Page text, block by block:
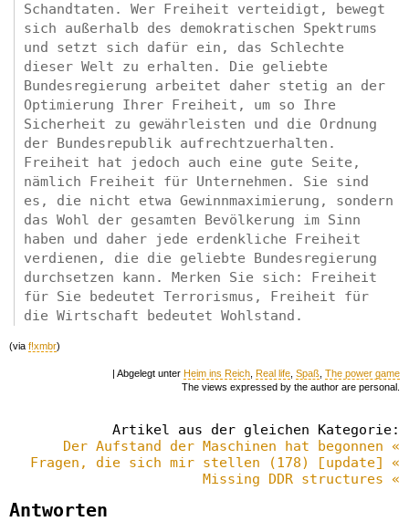
Schandtaten. Wer Freiheit verteidigt, bewegt
sich außerhalb des demokratischen Spektrums
und setzt sich dafür ein, das Schlechte
dieser Welt zu erhalten. Die geliebte
Bundesregierung arbeitet daher stetig an der
Optimierung Ihrer Freiheit, um so Ihre
Sicherheit zu gewährleisten und die Ordnung
der Bundesrepublik aufrechtzuerhalten.
Freiheit hat jedoch auch eine gute Seite,
nämlich Freiheit für Unternehmen. Sie sind
es, die nicht etwa Gewinnmaximierung, sondern
das Wohl der gesamten Bevölkerung im Sinn
haben und daher jede erdenkliche Freiheit
verdienen, die die geliebte Bundesregierung
durchsetzen kann. Merken Sie sich: Freiheit
für Sie bedeutet Terrorismus, Freiheit für
die Wirtschaft bedeutet Wohlstand.
(via f!xmbr)
| Abgelegt unter Heim ins Reich Real life Spaß The power game
The views expressed by the author are personal.
Artikel aus der gleichen Kategorie:
Der Aufstand der Maschinen hat begonnen «
Fragen, die sich mir stellen (178) [update] «
Missing DDR structures «
Antworten